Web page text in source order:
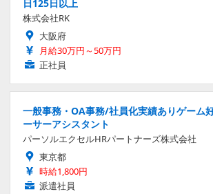
日125日以上
株式会社RK
大阪府
月給30万円～50万円
正社員
一般事務・OA事務/社員化実績ありゲーム
ーサーアシスタント
パーソルエクセルHRパートナーズ株式会社
東京都
時給1,800円
派遣社員